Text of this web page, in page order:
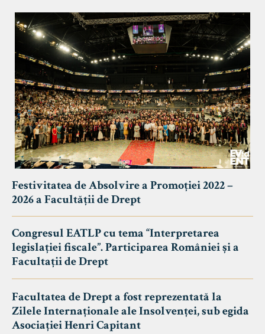
Festivitatea de Absolvire a Promoției 2022 –
2026 a Facultății de Drept
Congresul EATLP cu tema “Interpretarea
legislației fiscale”. Participarea României și a
Facultații de Drept
Facultatea de Drept a fost reprezentată la
Zilele Internaționale ale Insolvenței, sub egida
Asociației Henri Capitant